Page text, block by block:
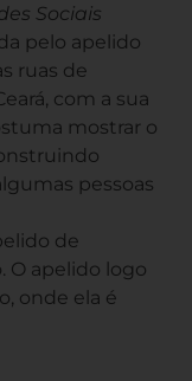
Sociais
pelo apelido
ruas de
com a sua
mostrar o
pessoas
de
O apelido logo
onde ela é